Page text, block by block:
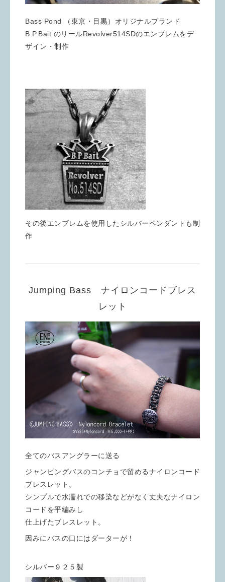
Bass Pond （東京・目黒）オリジナルブランド
B.P.Bait のリールRevolver514SDのエンブレムをデ
ザイン・制作
その後エンブレムを使用したシルバーペンダントも制
作
Jumping Bass ナイロンコードブレス
レット
全てのバスアングラーに送る
ジャンピングバスのコンチョで留めるナイロンコード
ブレスレット。
シンプルで水濡れでの移染などがなく丈夫なナイロン
コードを平編みし
仕上げたブレスレット。
因みにバスの口にはダーターが！
シルバー９２５製